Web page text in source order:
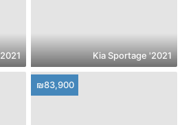
2021' Kia Sportage
2021' Peugeot 2008
₪83,900